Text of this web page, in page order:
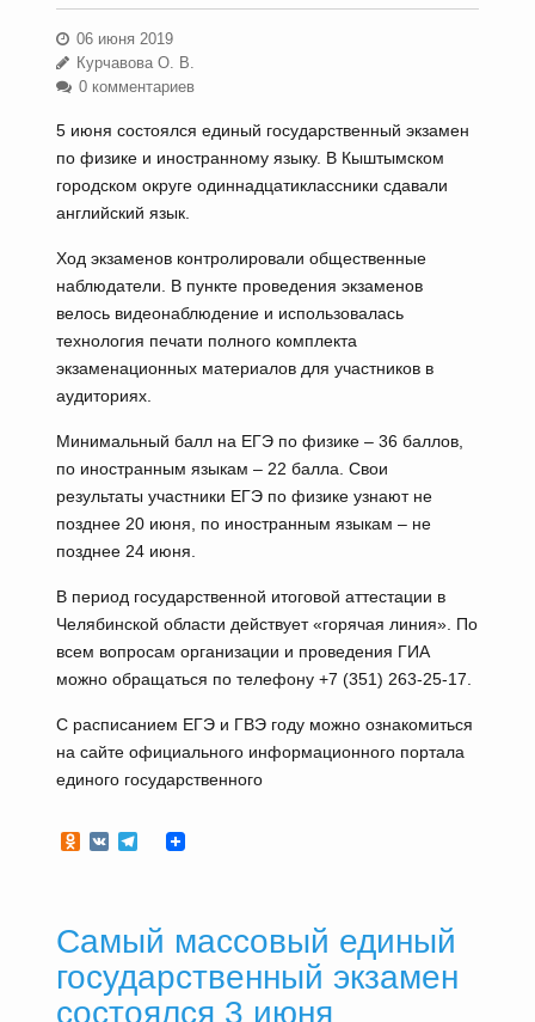
06 июня 2019
Курчавова О. В.
0 комментариев
5 июня состоялся единый государственный экзамен
по физике и иностранному языку. В Кыштымском
городском округе одиннадцатиклассники сдавали
английский язык.
Ход экзаменов контролировали общественные
наблюдатели. В пункте проведения экзаменов
велось видеонаблюдение и использовалась
технология печати полного комплекта
экзаменационных материалов для участников в
аудиториях.
Минимальный балл на ЕГЭ по физике – 36 баллов,
по иностранным языкам – 22 балла. Свои
результаты участники ЕГЭ по физике узнают не
позднее 20 июня, по иностранным языкам – не
позднее 24 июня.
В период государственной итоговой аттестации в
Челябинской области действует «горячая линия». По
всем вопросам организации и проведения ГИА
можно обращаться по телефону +7 (351) 263-25-17.
С расписанием ЕГЭ и ГВЭ году можно ознакомиться
на сайте официального информационного портала
единого государственного
Odnoklassniki
VKTelegram
Самый массовый единый
государственный экзамен
состоялся 3 июня